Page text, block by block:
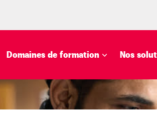
Domaines de formation Nos